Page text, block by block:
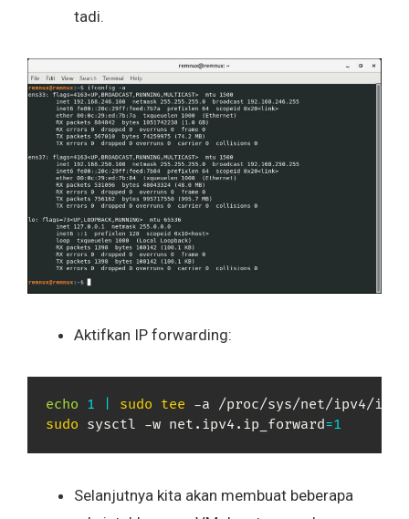
tadi.
Aktifkan IP forwarding:
echo 1 sudo tee
sudo sysctl -w net.ipv4.ip_forward=1
Selanjutnya kita akan membuat beberapa